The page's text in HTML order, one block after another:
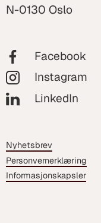
N-0130 Oslo
Facebook
Instagram
LinkedIn
Nyhetsbrev
Personvernerklæring
Informasjonskapsler